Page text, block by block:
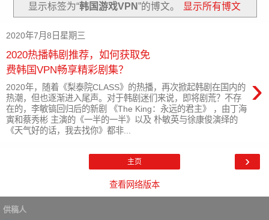
显示标签为“韩国游戏VPN”的博文。 显示所有博文
2020年7月8日星期三
2020热播韩剧推荐，如何获取免
费韩国VPN畅享精彩剧集？
›
2020年，随着《梨泰院CLASS》的热播，再次掀起韩剧在国内的
热潮，但也逐渐进入尾声。对于韩剧迷们来说，即将剧荒？不存
在的，李敏镐回归后的新剧 《The King：永远的君主》 ，由丁海
寅和蔡秀彬 主演的《一半的一半》以及 朴敏英与徐康俊演绎的
《天气好的话，我去找你》都非...
›
主页
查看网络版本
供稿人